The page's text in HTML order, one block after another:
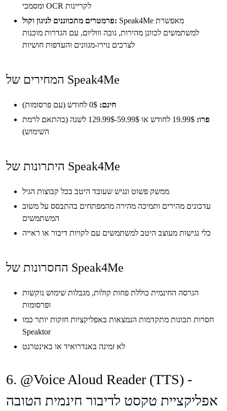
ומסמכי OCR לקריינות
פרמטרים מתכווננים לניגון וקול: Speak4Me מאפשרת
למשתמשים לכוונן מהירות, גובה וווליום, עם הגדרות מוכנות
לצרכים נוירו-מגוונים והעדפות חושיות
המחירים של Speak4Me
חינם: 0$ לחודש (עם פרסומות)
פרו:
19.99$ לחודש או 59.99$-129.99$ לשנה (בהתאם לרמת
השימוש)
היתרונות של Speak4Me
ממשק פשוט ונגיש שעובד היטב בכל קבוצות הגיל
עדכונים מהירים ותמיכה מהירה מהמפתחים בהתבסס על משוב
המשתמשים
כלי נגישות מעוצב היטב למשתמשים עם לקויות דיבור או ראייה
החסרונות של Speak4Me
הגרסה החינמית כוללת פחות קולות, מגבלות שימוש נוקשות
ופרסומות
חסרות תכונות מתקדמות הנמצאות באפליקציות חזקות יותר כמו
Speaktor
לא זמינה באנדרואיד או באינטרנט
6. @Voice Aloud Reader (TTS) -
אפליקציית טקסט לדיבור חינמית הטובה